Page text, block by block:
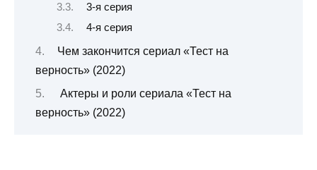
3-я серия
4-я серия
Чем закончится сериал «Тест на
верность» (2022)
Актеры и роли сериала «Тест на
верность» (2022)